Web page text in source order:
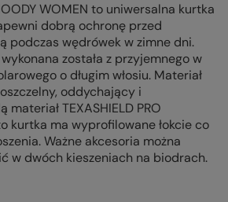
WOMEN to uniwersalna kurtka
dobrą ochronę przed
podczas wędrówek w zimne dni.
została z przyjemnego w
o długim włosiu. Materiał
oddychający i
TEXASHIELD PRO
kurtka ma wyprofilowane łokcie co
Ważne akcesoria można
w dwóch kieszeniach na biodrach.